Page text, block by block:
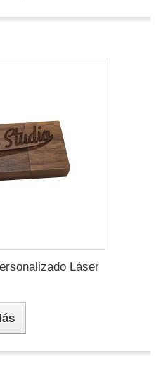
Láser